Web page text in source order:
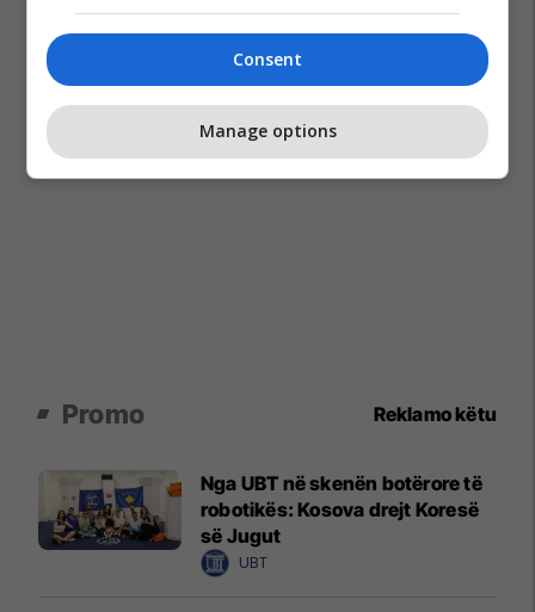
Promo Reklamo këtu
Nga UBT në skenën botërore të
robotikës: Kosova drejt Koresë
së Jugut
UBT
Consent
Manage options